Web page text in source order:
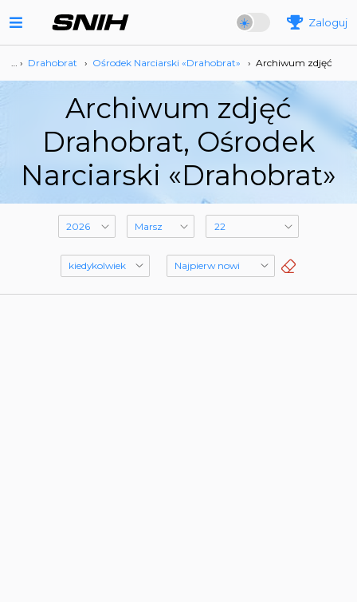
Zaloguj
… › Drahobrat › Ośrodek Narciarski «Drahobrat» › Archiwum zdjęć
Archiwum zdjęć
Drahobrat, Ośrodek
Narciarski «Drahobrat»